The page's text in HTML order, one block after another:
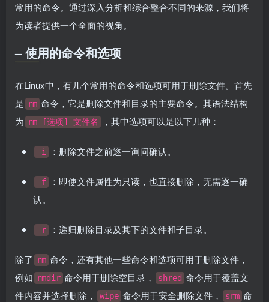
常用的命令。通过深入分析和综合整合不同的来源，我们将
为读者提供一个全面的视角。
– 使用的命令和选项
在Linux中，有几个常用的命令和选项可用于删除文件。首先
是 rm 命令，它是删除文件和目录的主要命令。其语法结构
为 rm [选项] 文件名 ，其中选项可以是以下几种：
-i ：删除文件之前逐一询问确认。
-f
：即使文件属性为只读，也直接删除，无需逐一确
认。
-r ：递归删除目录及其下的文件和子目录。
除了 rm 命令，还有其他一些命令和选项可用于删除文件，
例如 rmdir 命令用于删除空目录， shred 命令用于覆盖文
件内容并选择删除，
wipe 命令用于安全删除文件， srm 命